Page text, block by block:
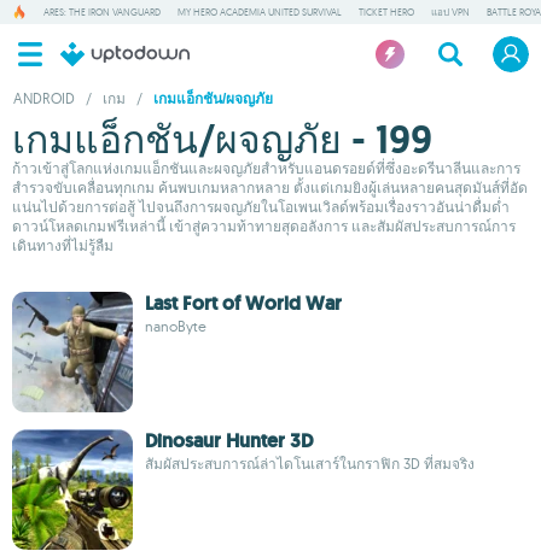
ARES: THE IRON VANGUARD MY HERO ACADEMIA UNITED SURVIVAL TICKET HERO แอป VPN BATTLE
ANDROID / เกม / เกมแอ็กชัน/ผจญภัย
เกมแอ็กชัน/ผจญภัย - 199
ก้าวเข้าสู่โลกแห่งเกมแอ็กชันและผจญภัยสำหรับแอนดรอยด์ที่ซึ่งอะดรีนาลีนและการ
สำรวจขับเคลื่อนทุกเกม ค้นพบเกมหลากหลาย ตั้งแต่เกมยิงผู้เล่นหลายคนสุดมันส์ที่อัด
แน่นไปด้วยการต่อสู้ ไปจนถึงการผจญภัยในโอเพนเวิลด์พร้อมเรื่องราวอันน่าดื่มด่ำ
ดาวน์โหลดเกมฟรีเหล่านี้ เข้าสู่ความท้าทายสุดอลังการ และสัมผัสประสบการณ์การ
เดินทางที่ไม่รู้ลืม
Last Fort of World War
nanoByte
Dinosaur Hunter 3D
สัมผัสประสบการณ์ล่าไดโนเสาร์ในกราฟิก 3D ที่สมจริง